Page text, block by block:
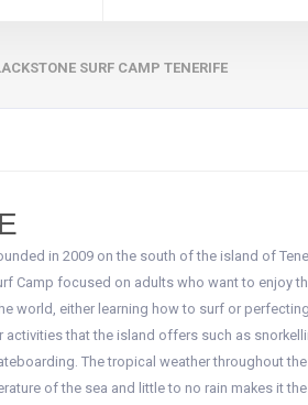
SURF CAMP TENERIFE
in 2009 on the south of the island of
Camp focused on adults who want to enjoy
world, either learning how to surf or
activities that the island offers such as
The tropical weather throughout
of the sea and little to no rain makes it